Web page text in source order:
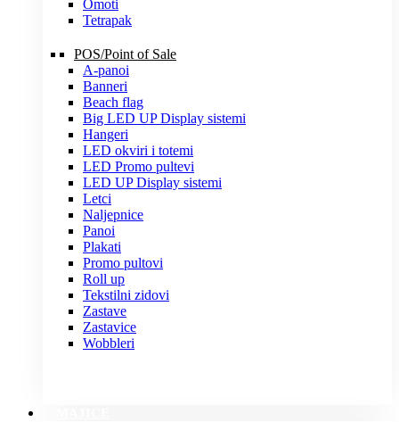
Omoti
Tetrapak
POS/Point of Sale
A-panoi
Banneri
Beach flag
Big LED UP Display sistemi
Hangeri
LED okviri i totemi
LED Promo pultevi
LED UP Display sistemi
Letci
Naljepnice
Panoi
Plakati
Promo pultovi
Roll up
Tekstilni zidovi
Zastave
Zastavice
Wobbleri